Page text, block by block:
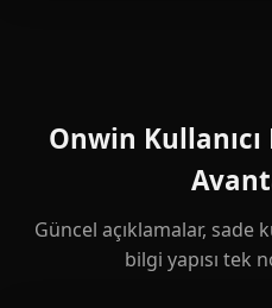
Onwin
Güncel açıklamalar, sade
bilgi yapısı tek